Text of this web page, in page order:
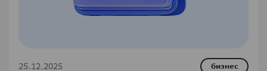
25.12.2025 бизнес